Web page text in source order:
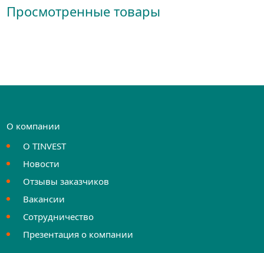
Просмотренные товары
О компании
О TINVEST
Новости
Отзывы заказчиков
Вакансии
Сотрудничество
Презентация о компании